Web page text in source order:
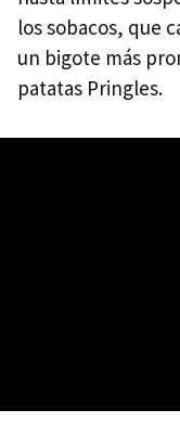
los sobacos, que
un bigote más
patatas Pringles.